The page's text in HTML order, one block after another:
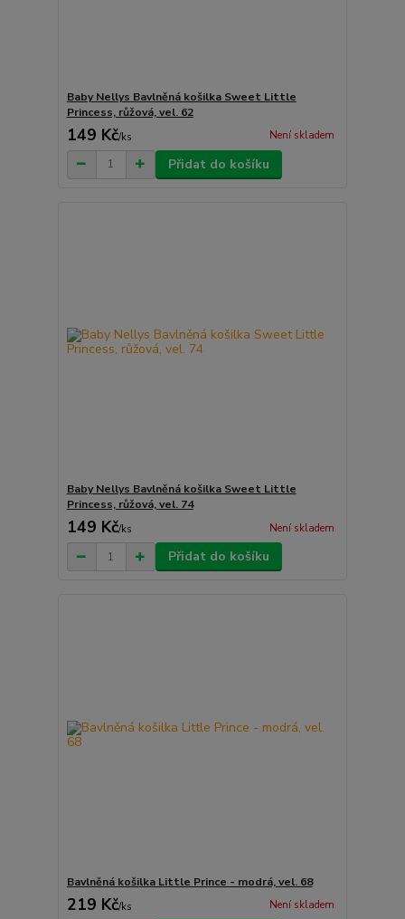
Baby Nellys Bavlněná košilka Sweet Little
Princess, růžová, vel. 62
149 Kč/ks Není skladem
Přidat do košíku
Baby Nellys Bavlněná košilka Sweet Little
Princess, růžová, vel. 74
149 Kč/ks Není skladem
Přidat do košíku
Bavlněná košilka Little Prince - modrá, vel. 68
219 Kč/ks Není skladem